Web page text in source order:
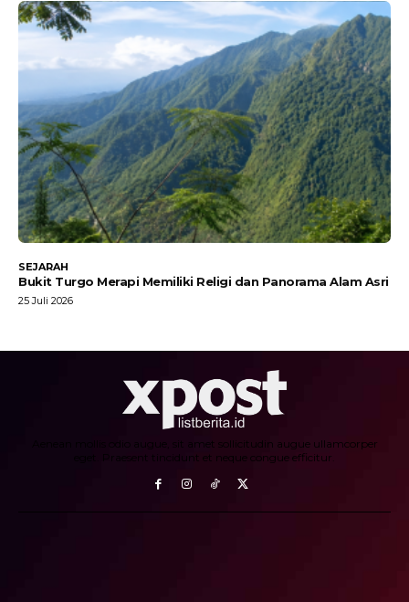
SEJARAH
Bukit Turgo Merapi Memiliki Religi dan Panorama Alam Asri
25 Juli 2026
Aenean mollis odio augue, sit amet sollicitudin augue ullamcorper
eget. Praesent tincidunt et neque congue efficitur.